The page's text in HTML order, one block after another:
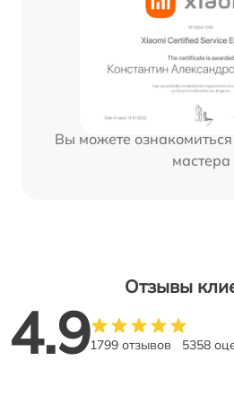
Вы можете
мастера
Отзывы
4.91799 отзывов 5358